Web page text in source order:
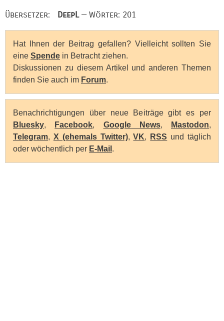
Übersetzer: DeepL— Wörter: 201
Hat Ihnen der Beitrag gefallen? Vielleicht sollten Sie
eine Spende in Betracht ziehen.
Diskussionen zu diesem Artikel und anderen Themen
finden Sie auch im Forum.
Benachrichtigungen über neue Beiträge gibt es per
Bluesky, Facebook, Google News, Mastodon,
Telegram, X (ehemals Twitter),VK, RSS und täglich
oder wöchentlich per E-Mail .